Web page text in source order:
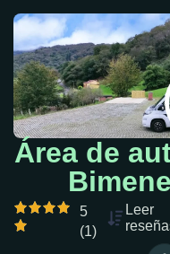
Área de
5
(1)
Leer